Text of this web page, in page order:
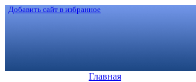
Добавить сайт в избранное
Главная